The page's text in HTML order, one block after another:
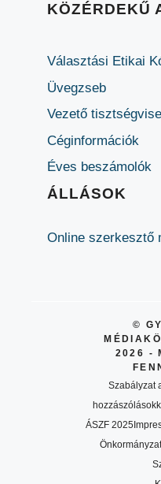
KÖZÉRDEKŰ
Választási Etikai
Üvegzseb
Vezető
Céginformációk
Éves beszámolók
ÁLLÁSOK
Online szerkesztő
©
2026 -
Szabályzat
ÁSZF 2025